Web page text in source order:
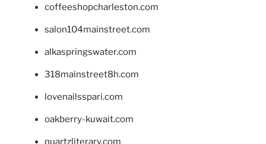
coffeeshopcharleston.com
salon104mainstreet.com
alkaspringswater.com
318mainstreet8h.com
lovenailsspari.com
oakberry-kuwait.com
quartzliterary.com